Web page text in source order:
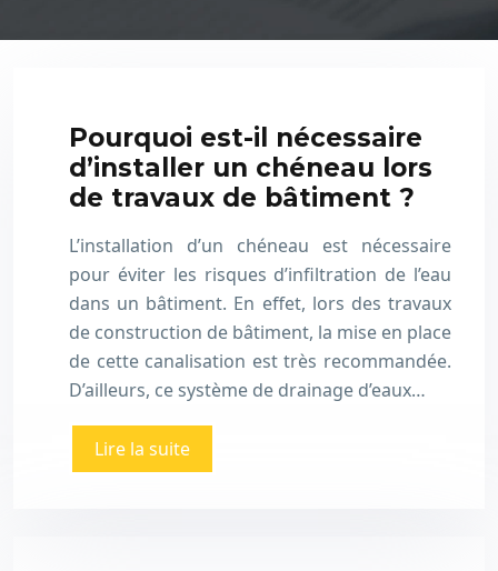
Pourquoi est-il nécessaire
d’installer un chéneau lors
de travaux de bâtiment ?
L’installation d’un chéneau est nécessaire
pour éviter les risques d’infiltration de l’eau
dans un bâtiment. En effet, lors des travaux
de construction de bâtiment, la mise en place
de cette canalisation est très recommandée.
D’ailleurs, ce système de drainage d’eaux…
Lire la suite